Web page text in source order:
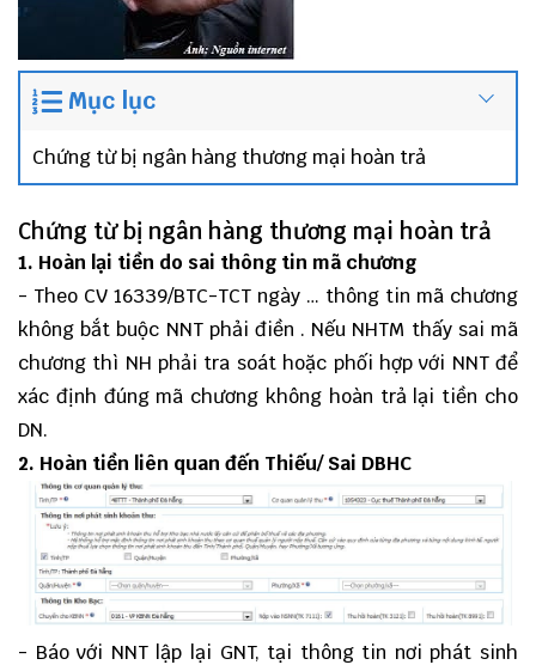
Mục lục
Chứng từ bị ngân hàng thương mại hoàn trả
Chứng từ bị ngân hàng thương mại hoàn trả
1. Hoàn lại tiền do sai thông tin mã chương
- Theo CV 16339/BTC-TCT ngày … thông tin mã chương
không bắt buộc NNT phải điền . Nếu NHTM thấy sai mã
chương thì NH phải tra soát hoặc phối hợp với NNT để
xác định đúng mã chương không hoàn trả lại tiền cho
DN.
2. Hoàn tiền liên quan đến Thiếu/ Sai DBHC
- Báo với NNT lập lại GNT, tại thông tin nơi phát sinh